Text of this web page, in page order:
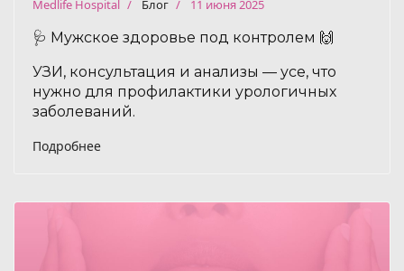
Medlife Hospital Блог 11 июня 2025
🩺 Мужское здоровье под контролем 🙌
УЗИ, консультация и анализы — усе, что
нужно для профилактики урологичных
заболеваний.
Подробнее